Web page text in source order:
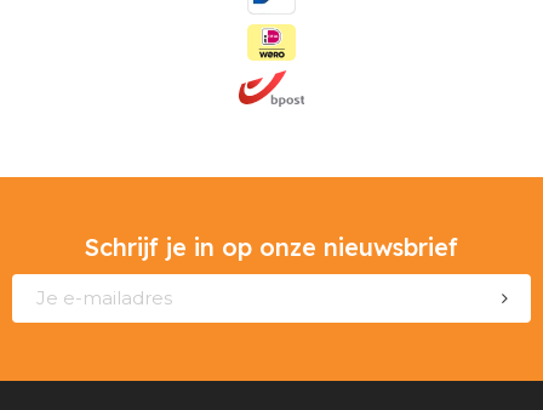
Schrijf je in op onze nieuwsbrief